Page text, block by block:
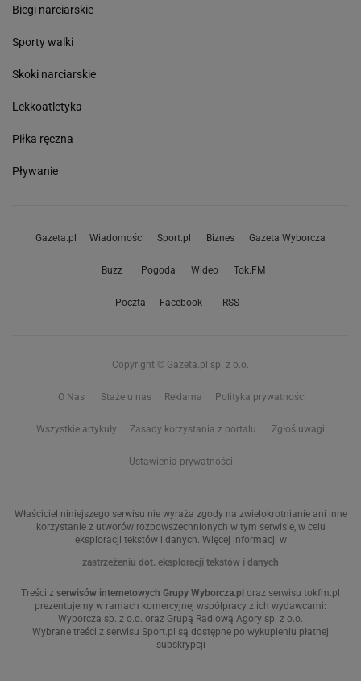
Biegi narciarskie
Sporty walki
Skoki narciarskie
Lekkoatletyka
Piłka ręczna
Pływanie
Gazeta.pl Wiadomości Sport.pl Biznes Gazeta Wyborcza
Buzz Pogoda Wideo Tok.FM
Poczta Facebook RSS
Copyright © Gazeta.pl sp. z o.o.
O Nas Staże u nas Reklama Polityka prywatności
Wszystkie artykuły Zasady korzystania z portalu Zgłoś uwagi
Ustawienia prywatności
Właściciel niniejszego serwisu nie wyraża zgody na zwielokrotnianie ani inne
korzystanie z utworów rozpowszechnionych w tym serwisie, w celu
eksploracji tekstów i danych. Więcej informacji w
zastrzeżeniu dot. eksploracji tekstów i danych
Treści z serwisów internetowych Grupy Wyborcza.pl oraz serwisu tokfm.pl
prezentujemy w ramach komercyjnej współpracy z ich wydawcami:
Wyborcza sp. z o.o. oraz Grupą Radiową Agory sp. z o.o.
Wybrane treści z serwisu Sport.pl są dostępne po wykupieniu płatnej
subskrypcji